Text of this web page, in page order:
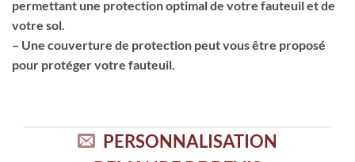
permettant une protection optimal de votre fauteuil et de
votre sol.
– Une couverture de protection peut vous être proposé
pour protéger votre fauteuil.
PERSONNALISATION